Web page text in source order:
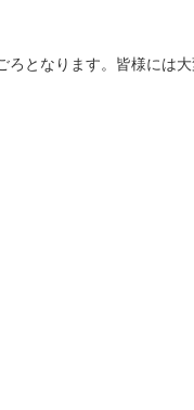
となります。皆様には